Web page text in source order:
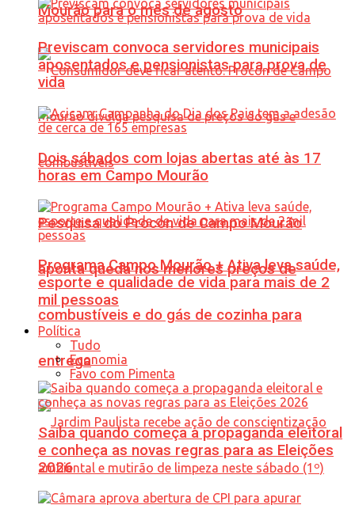
Mourão para o mês de agosto
Pesquisa do Procon de Campo Mourão
aponta queda nos menores preços de
combustíveis e do gás de cozinha para
entrega
Previscam convoca servidores municipais
aposentados e pensionistas para prova de
vida
Dois sábados com lojas abertas até às 17
horas em Campo Mourão
Programa Campo Mourão + Ativa leva saúde,
esporte e qualidade de vida para mais de 2
mil pessoas
Política
Tudo
Economia
Favo com Pimenta
Saiba quando começa a propaganda eleitoral
e conheça as novas regras para as Eleições
2026